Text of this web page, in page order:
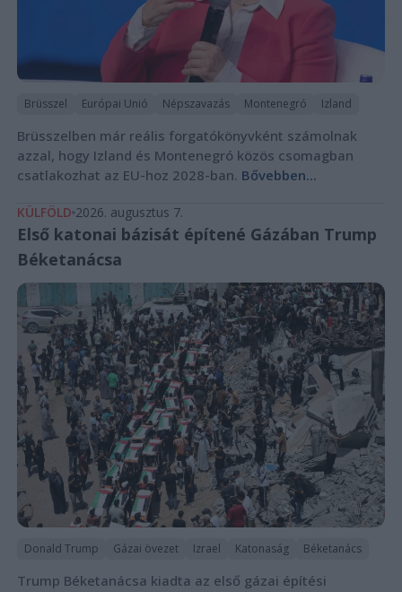
Brüsszel Európai Unió Népszavazás Montenegró Izland
Brüsszelben már reális forgatókönyvként számolnak
azzal, hogy Izland és Montenegró közös csomagban
csatlakozhat az EU-hoz 2028-ban. Bővebben...
KÜLFÖLD 2026. augusztus 7.
Első katonai bázisát építené Gázában Trump
Béketanácsa
Donald Trump Gázai övezet Izrael Katonaság Béketanács
Trump Béketanácsa kiadta az első gázai építési